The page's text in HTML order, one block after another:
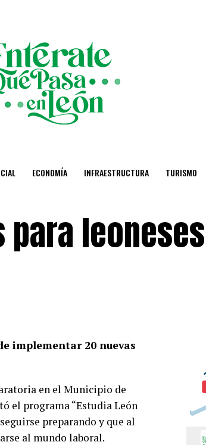
ECONOMÍA INFRAESTRUCTURA TURISMO
leoneses
implementar 20 nuevas
en el Municipio de
el programa “Estudia León
preparando y que al
al mundo laboral.